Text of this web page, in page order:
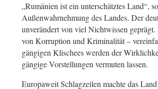
„Rumänien ist ein unterschätztes Land“,
Außenwahrnehmung des Landes. Der
unverändert von viel Nichtwissen
von Korruption und Kriminalität –
gängigen Klischees werden der
gängige Vorstellungen vermuten lassen.
Europaweit Schlagzeilen machte das